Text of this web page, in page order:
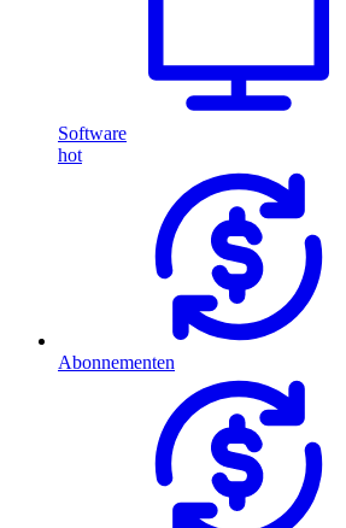
Software
hot
Abonnementen